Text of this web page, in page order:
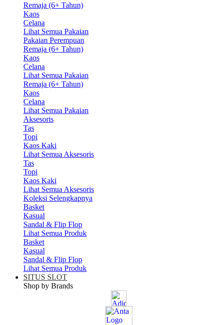
Remaja (6+ Tahun)
Kaos
Celana
Lihat Semua Pakaian
Pakaian Perempuan
Remaja (6+ Tahun)
Kaos
Celana
Lihat Semua Pakaian
Remaja (6+ Tahun)
Kaos
Celana
Lihat Semua Pakaian
Aksesoris
Tas
Topi
Kaos Kaki
Lihat Semua Aksesoris
Tas
Topi
Kaos Kaki
Lihat Semua Aksesoris
Koleksi Selengkapnya
Basket
Kasual
Sandal & Flip Flop
Lihat Semua Produk
Basket
Kasual
Sandal & Flip Flop
Lihat Semua Produk
SITUS SLOT
Shop by Brands